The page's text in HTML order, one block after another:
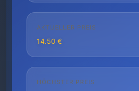
AKTUELLER PREIS
14.50 €
HÖCHSTER PREIS